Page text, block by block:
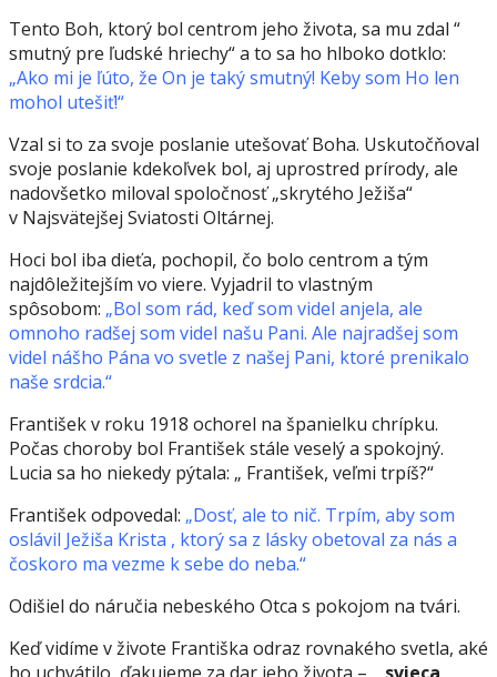
Tento Boh, ktorý bol centrom jeho života, sa mu zdal “
smutný pre ľudské hriechy“ a to sa ho hlboko dotklo:
„Ako mi je ľúto, že On je taký smutný! Keby som Ho len
mohol utešiť!“
Vzal si to za svoje poslanie utešovať Boha. Uskutočňoval
svoje poslanie kdekoľvek bol, aj uprostred prírody, ale
nadovšetko miloval spoločnosť „skrytého Ježiša“
v Najsvätejšej Sviatosti Oltárnej.
Hoci bol iba dieťa, pochopil, čo bolo centrom a tým
najdôležitejším vo viere. Vyjadril to vlastným
spôsobom: „Bol som rád, keď som videl anjela, ale
omnoho radšej som videl našu Pani. Ale najradšej som
videl nášho Pána vo svetle z našej Pani, ktoré prenikalo
naše srdcia.“
František v roku 1918 ochorel na španielku chrípku.
Počas choroby bol František stále veselý a spokojný.
Lucia sa ho niekedy pýtala: „ František, veľmi trpíš?“
František odpovedal: „Dosť, ale to nič. Trpím, aby som
oslávil Ježiša Krista , ktorý sa z lásky obetoval za nás a
čoskoro ma vezme k sebe do neba.“
Odišiel do náručia nebeského Otca s pokojom na tvári.
Keď vidíme v živote Františka odraz rovnakého svetla, aké